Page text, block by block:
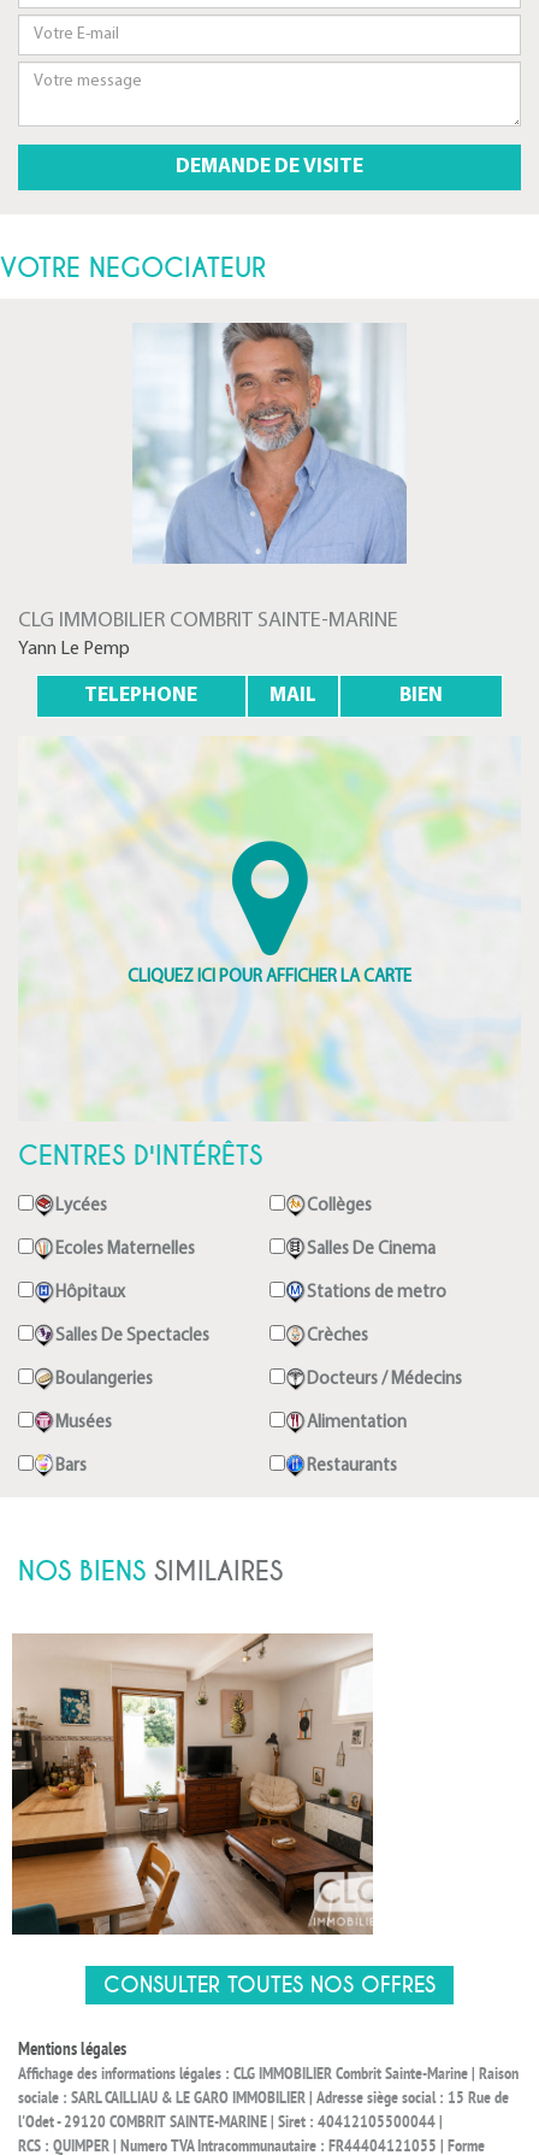
VOTRE NEGOCIATEUR
CLG IMMOBILIER COMBRIT SAINTE-MARINE
Yann Le Pemp
TELEPHONE MAIL BIEN
CENTRES D'INTÉRÊTS
Lycées Collèges
Ecoles Maternelles Salles De Cinema
Hôpitaux Stations de metro
Salles De Spectacles Crèches
Boulangeries Docteurs / Médecins
Musées Alimentation
Bars Restaurants
NOS BIENS SIMILAIRES
CONSULTER TOUTES NOS OFFRES
Mentions légales
Affichage des informations légales : CLG IMMOBILIER Combrit Sainte-Marine | Raison
sociale : SARL CAILLIAU & LE GARO IMMOBILIER | Adresse siège social : 15 Rue de
l'Odet - 29120 COMBRIT SAINTE-MARINE | Siret : 40412105500044 |
RCS : QUIMPER | Numero TVA Intracommunautaire : FR44404121055 | Forme